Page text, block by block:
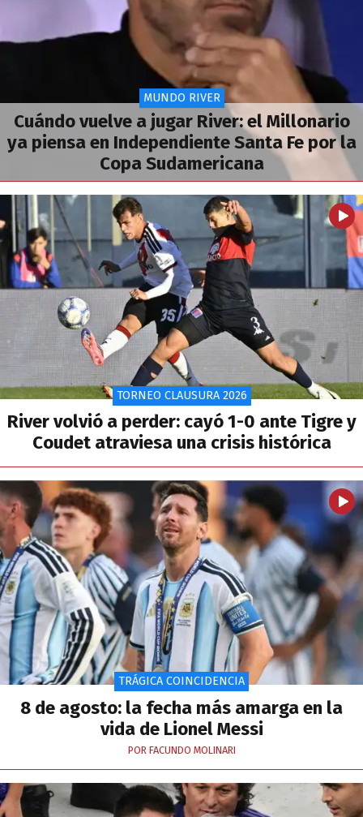
MUNDO RIVER
Cuándo vuelve a jugar River: el Millonario
ya piensa en Independiente Santa Fe por la
Copa Sudamericana
TORNEO CLAUSURA 2026
River volvió a perder: cayó 1-0 ante Tigre y
Coudet atraviesa una crisis histórica
TRÁGICA COINCIDENCIA
8 de agosto: la fecha más amarga en la
vida de Lionel Messi
POR FACUNDO MOLINARI